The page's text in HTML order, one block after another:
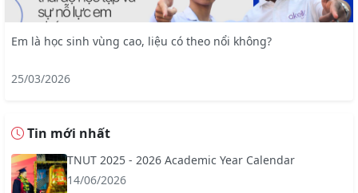
Em là học sinh vùng cao, liệu có theo nổi không?
25/03/2026
Tin mới nhất
TNUT 2025 - 2026 Academic Year Calendar
14/06/2026